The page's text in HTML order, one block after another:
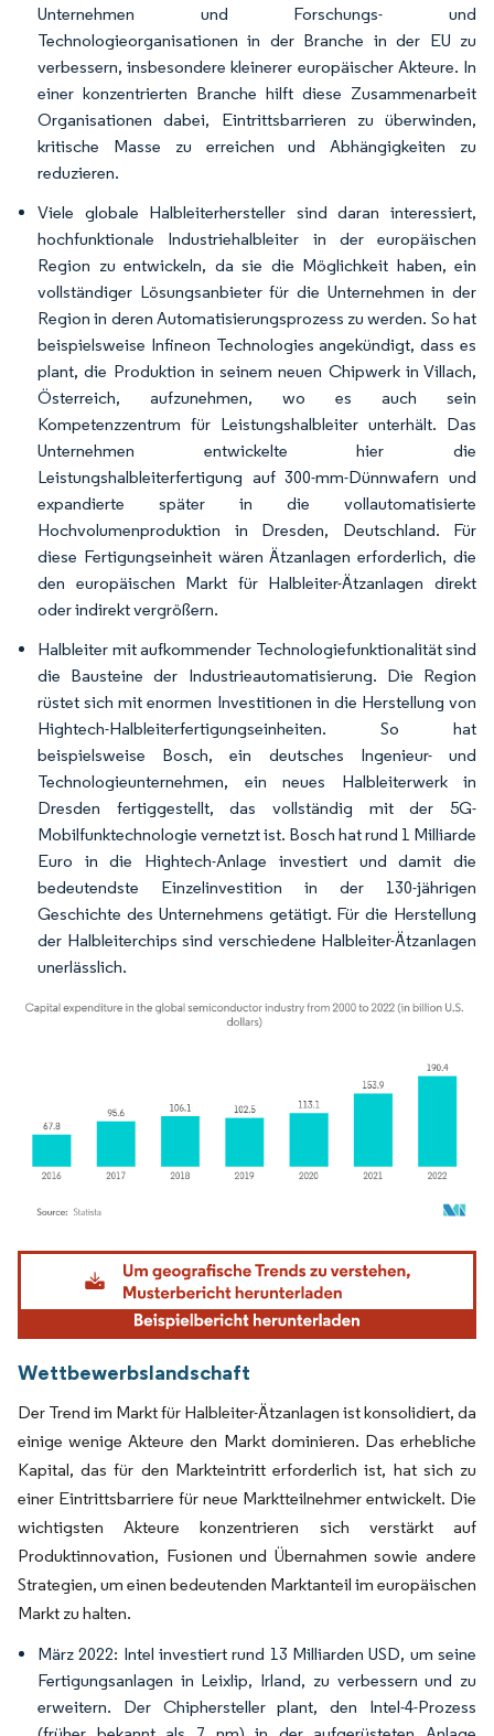
Unternehmen und Forschungs- und
Technologieorganisationen in der Branche in der EU zu
verbessern, insbesondere kleinerer europäischer Akteure. In
einer konzentrierten Branche hilft diese Zusammenarbeit
Organisationen dabei, Eintrittsbarrieren zu überwinden,
kritische Masse zu erreichen und Abhängigkeiten zu
reduzieren.
Viele globale Halbleiterhersteller sind daran interessiert,
hochfunktionale Industriehalbleiter in der europäischen
Region zu entwickeln, da sie die Möglichkeit haben, ein
vollständiger Lösungsanbieter für die Unternehmen in der
Region in deren Automatisierungsprozess zu werden. So hat
beispielsweise Infineon Technologies angekündigt, dass es
plant, die Produktion in seinem neuen Chipwerk in Villach,
Österreich, aufzunehmen, wo es auch sein
Kompetenzzentrum für Leistungshalbleiter unterhält. Das
Unternehmen entwickelte hier die
Leistungshalbleiterfertigung auf 300-mm-Dünnwafern und
expandierte später in die vollautomatisierte
Hochvolumenproduktion in Dresden, Deutschland. Für
diese Fertigungseinheit wären Ätzanlagen erforderlich, die
den europäischen Markt für Halbleiter-Ätzanlagen direkt
oder indirekt vergrößern.
Halbleiter mit aufkommender Technologiefunktionalität sind
die Bausteine der Industrieautomatisierung. Die Region
rüstet sich mit enormen Investitionen in die Herstellung von
Hightech-Halbleiterfertigungseinheiten. So hat
beispielsweise Bosch, ein deutsches Ingenieur- und
Technologieunternehmen, ein neues Halbleiterwerk in
Dresden fertiggestellt, das vollständig mit der 5G-
Mobilfunktechnologie vernetzt ist. Bosch hat rund 1 Milliarde
Euro in die Hightech-Anlage investiert und damit die
bedeutendste Einzelinvestition in der 130-jährigen
Geschichte des Unternehmens getätigt. Für die Herstellung
der Halbleiterchips sind verschiedene Halbleiter-Ätzanlagen
unerlässlich.
Bild © Mordor Intelligence. Wiederverwendung erfordert Namensnennung gemäß
Wettbewerbslandschaft
Der Trend im Markt für Halbleiter-Ätzanlagen ist konsolidiert, da
einige wenige Akteure den Markt dominieren. Das erhebliche
Kapital, das für den Markteintritt erforderlich ist, hat sich zu
einer Eintrittsbarriere für neue Marktteilnehmer entwickelt. Die
wichtigsten Akteure konzentrieren sich verstärkt auf
Produktinnovation, Fusionen und Übernahmen sowie andere
Strategien, um einen bedeutenden Marktanteil im europäischen
Markt zu halten.
März 2022: Intel investiert rund 13 Milliarden USD, um seine
Fertigungsanlagen in Leixlip, Irland, zu verbessern und zu
erweitern. Der Chiphersteller plant, den Intel-4-Prozess